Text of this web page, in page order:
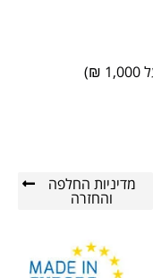
מדיניות החלפה
והחזרה